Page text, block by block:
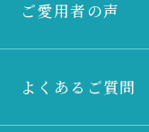
ご愛用者の声
よくあるご質問